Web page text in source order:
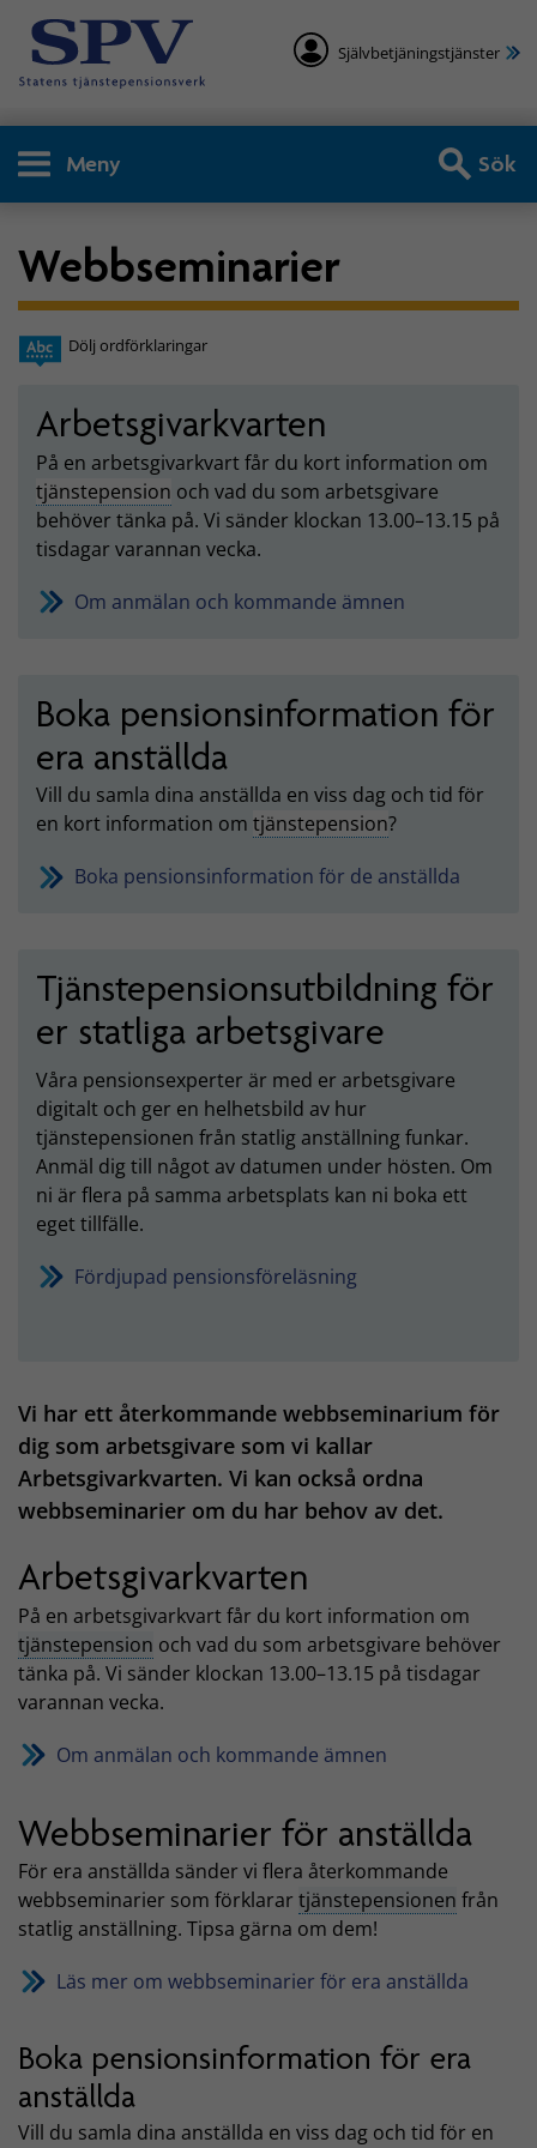
Självbetjäningstjänster
Meny Sök
Webbseminarier
Dölj ordförklaringar
Arbetsgivarkvarten
På en arbetsgivarkvart får du kort information om
tjänstepension och vad du som arbetsgivare
behöver tänka på. Vi sänder klockan 13.00–13.15 på
tisdagar varannan vecka.
Om anmälan och kommande ämnen
Boka pensionsinformation för
era anställda
Vill du samla dina anställda en viss dag och tid för
en kort information om tjänstepension?
Boka pensionsinformation för de anställda
Tjänstepensionsutbildning för
er statliga arbetsgivare
Våra pensionsexperter är med er arbetsgivare
digitalt och ger en helhetsbild av hur
tjänstepensionen från statlig anställning funkar.
Anmäl dig till något av datumen under hösten. Om
ni är flera på samma arbetsplats kan ni boka ett
eget tillfälle.
Fördjupad pensionsföreläsning
Vi har ett återkommande webbseminarium för
dig som arbetsgivare som vi kallar
Arbetsgivarkvarten. Vi kan också ordna
webbseminarier om du har behov av det.
Arbetsgivarkvarten
På en arbetsgivarkvart får du kort information om
tjänstepension och vad du som arbetsgivare behöver
tänka på. Vi sänder klockan 13.00–13.15 på tisdagar
varannan vecka.
Om anmälan och kommande ämnen
Webbseminarier för anställda
För era anställda sänder vi flera återkommande
webbseminarier som förklarar tjänstepensionen från
statlig anställning. Tipsa gärna om dem!
Läs mer om webbseminarier för era anställda
Boka pensionsinformation för era
anställda
Vill du samla dina anställda en viss dag och tid för en